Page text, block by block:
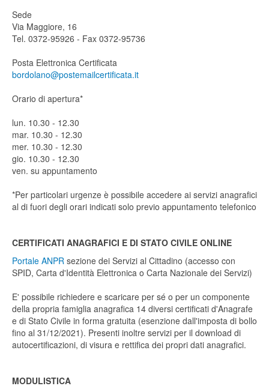
Sede
Via Maggiore, 16
Tel. 0372-95926 - Fax 0372-95736
Posta Elettronica Certificata
bordolano@postemailcertificata.it
Orario di apertura*
lun. 10.30 - 12.30
mar. 10.30 - 12.30
mer. 10.30 - 12.30
gio. 10.30 - 12.30
ven. su appuntamento
*Per particolari urgenze è possibile accedere ai servizi anagrafici
al di fuori degli orari indicati solo previo appuntamento telefonico
CERTIFICATI ANAGRAFICI E DI STATO CIVILE ONLINE
Portale ANPR sezione dei Servizi al Cittadino (accesso con
SPID, Carta d'Identità Elettronica o Carta Nazionale dei Servizi)
E' possibile richiedere e scaricare per sé o per un componente
della propria famiglia anagrafica 14 diversi certificati d'Anagrafe
e di Stato Civile in forma gratuita (esenzione dall'imposta di bollo
fino al 31/12/2021). Presenti inoltre servizi per il download di
autocertificazioni, di visura e rettifica dei propri dati anagrafici.
MODULISTICA